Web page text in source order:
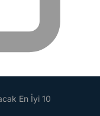
En İyi 10